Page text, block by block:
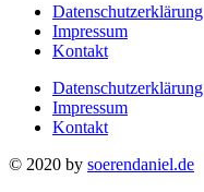
Datenschutzerklärung
Impressum
Kontakt
Datenschutzerklärung
Impressum
Kontakt
© 2020 by soerendaniel.de